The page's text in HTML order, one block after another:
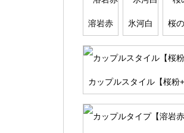
溶岩赤 氷河白 桜
カップルスタイル【桜粉+